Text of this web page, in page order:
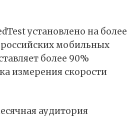
установлено на более
мобильных
более 90%
измерения скорости
аудитория